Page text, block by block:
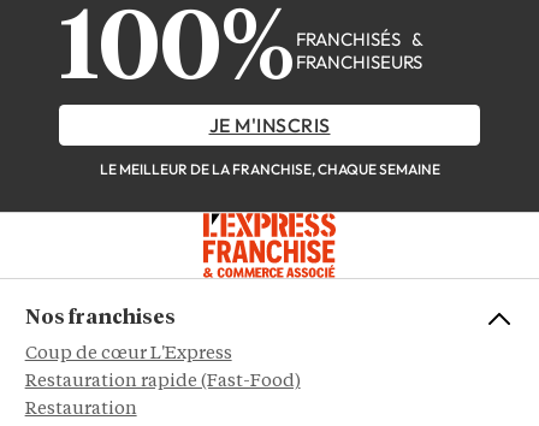
100% FRANCHISÉS &
FRANCHISEURS
JE M'INSCRIS
LE MEILLEUR DE LA FRANCHISE, CHAQUE SEMAINE
Nos franchises
Coup de cœur L'Express
Restauration rapide (Fast-Food)
Restauration